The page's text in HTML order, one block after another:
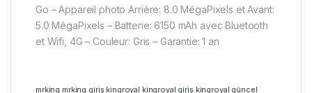
Go – Appareil photo Arrière: 8.0 MégaPixels et Avant:
5.0 MégaPixels – Batterie: 6150 mAh avec Bluetooth
et Wifi, 4G – Couleur: Gris – Garantie: 1 an
mrking mrking giriş kingroyal kingroyal giriş kingroyal güncel